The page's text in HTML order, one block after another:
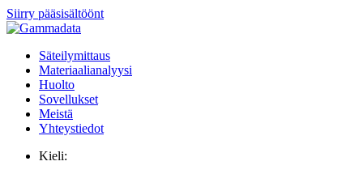
Siirry pääsisältöönt
Säteilymittaus
Materiaalianalyysi
Huolto
Sovellukset
Meistä
Yhteystiedot
Kieli: